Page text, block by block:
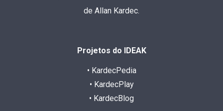
de Allan Kardec.
Projetos do IDEAK
• KardecPedia
• KardecPlay
• KardecBlog